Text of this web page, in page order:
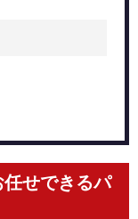
せできるパ